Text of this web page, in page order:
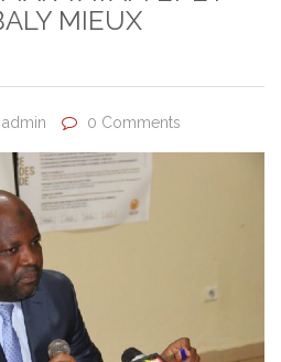
MIEUX
admin 0 Comments